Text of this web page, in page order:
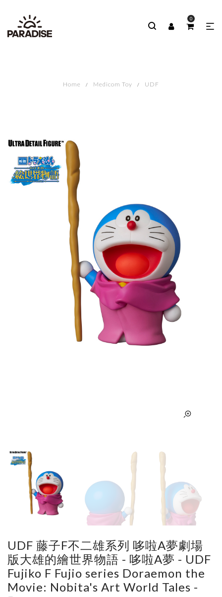
0
Home Medicom Toy UDF
UDF 藤子F不二雄系列 哆啦A夢劇場
版大雄的繪世界物語 - 哆啦A夢 - UDF
Fujiko F Fujio series Doraemon the
Movie: Nobita's Art World Tales -